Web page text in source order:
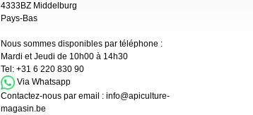
4333BZ Middelburg
Pays-Bas
Nous sommes disponibles par téléphone :
Mardi et Jeudi de 10h00 à 14h30
Tel: +31 6 220 830 90
Via Whatsapp
Contactez-nous par email : info@apiculture-
magasin.be